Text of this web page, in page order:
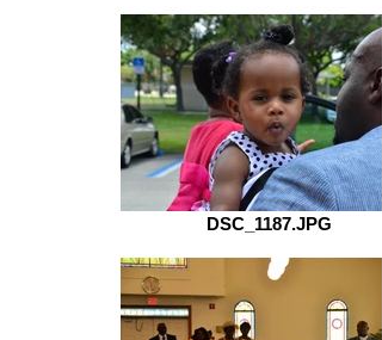
DSC_1187.JPG